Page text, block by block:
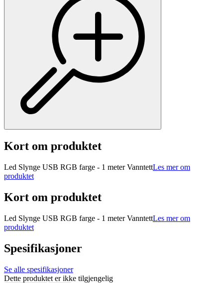
Kort om produktet
Led Slynge USB RGB farge - 1 meter VanntettLes mer om
produktet
Kort om produktet
Led Slynge USB RGB farge - 1 meter VanntettLes mer om
produktet
Spesifikasjoner
Se alle spesifikasjoner
Dette produktet er ikke tilgjengelig